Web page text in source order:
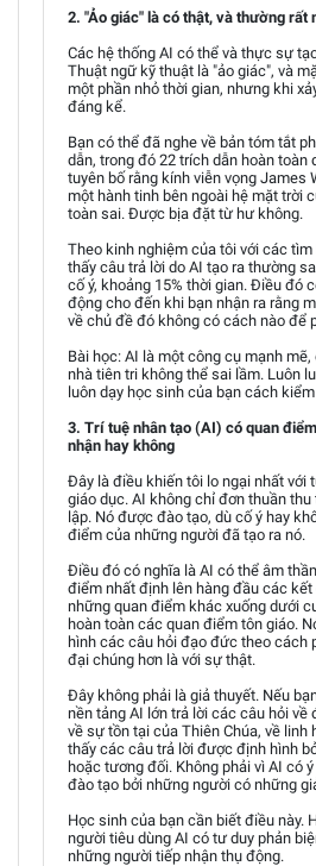
2. "Ảo giác" là có thật, và thường rất
Các hệ thống AI có thể và thực sự
Thuật ngữ kỹ thuật là "ảo giác", và
một phần nhỏ thời gian, nhưng khi
đáng kể.
Bạn có thể đã nghe về bản tóm tắt
dẫn, trong đó 22 trích dẫn hoàn toàn
tuyên bố rằng kính viễn vọng James
một hành tinh bên ngoài hệ mặt trời
toàn sai. Được bịa đặt từ hư không.
Theo kinh nghiệm của tôi với các
thấy câu trả lời do AI tạo ra thường
cố ý, khoảng 15% thời gian. Điều đó
động cho đến khi bạn nhận ra rằng
về chủ đề đó không có cách nào để
Bài học: AI là một công cụ mạnh
nhà tiên tri không thể sai lầm. Luôn
luôn dạy học sinh của bạn cách
3. Trí tuệ nhân tạo (AI) có quan
nhận hay không
Đây là điều khiến tôi lo ngại nhất với
giáo dục. AI không chỉ đơn thuần
lập. Nó được đào tạo, dù cố ý hay
điểm của những người đã tạo ra nó.
Điều đó có nghĩa là AI có thể âm
điểm nhất định lên hàng đầu các kết
những quan điểm khác xuống dưới
hoàn toàn các quan điểm tôn giáo.
hình các câu hỏi đạo đức theo cách
đại chúng hơn là với sự thật.
Đây không phải là giả thuyết. Nếu
nền tảng AI lớn trả lời các câu hỏi về
về sự tồn tại của Thiên Chúa, về linh
thấy các câu trả lời được định hình
hoặc tương đối. Không phải vì AI có
đào tạo bởi những người có những
Học sinh của bạn cần biết điều này.
người tiêu dùng AI có tư duy phản
những người tiếp nhận thụ động.